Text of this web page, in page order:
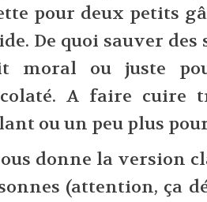
pour deux petits
De quoi sauver des
moral ou juste
A faire cuire
ou un peu plus
donne la version
(attention, ça